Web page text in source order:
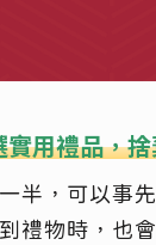
實用禮品，
半，可以事
禮物時，也